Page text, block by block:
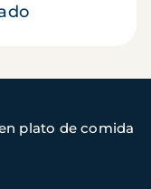
plato de comida